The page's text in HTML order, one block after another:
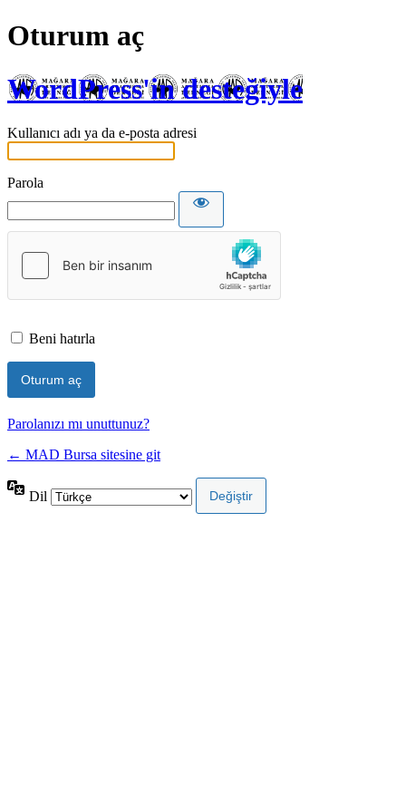
Oturum aç
WordPress'in desteğiyle
Kullanıcı adı ya da e-posta adresi
Parola
Beni hatırla
Parolanızı mı unuttunuz?
← MAD Bursa sitesine git
Dil